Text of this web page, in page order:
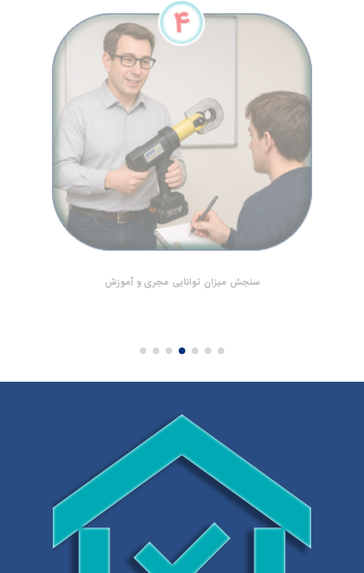
سنجش میزان توانایی مجری و آموزش‌